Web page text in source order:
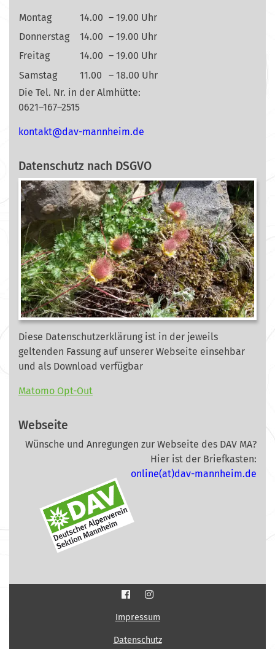
Montag 14.00 – 19.00 Uhr
Donnerstag
14.00 – 19.00 Uhr
Freitag
14.00 – 19.00 Uhr
Samstag
11.00
– 18.00 Uhr
Die Tel. Nr. in der Almhütte:
0621–167–2515
ed.mi
ehnna
m-vad
@tkat
nok
Datenschutz nach DSGVO
Diese Datenschutzerklärung ist in der jeweils
geltenden Fassung auf unserer Webseite einsehbar
und als Download verfügbar
Matomo Opt-Out
Webseite
Wünsche und Anregungen zur Webseite des DAV MA?
Hier ist der Briefkasten:
online(at)dav-mannheim.de
Impressum
Datenschutz